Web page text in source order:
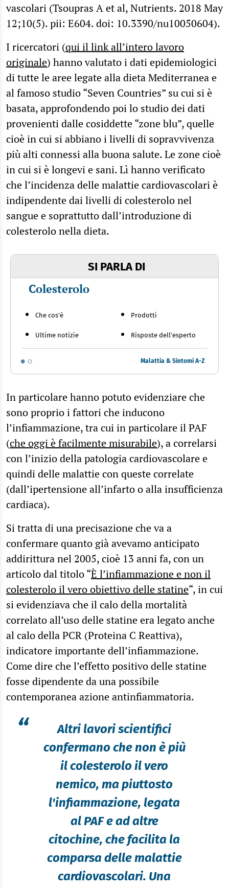
vascolari (Tsoupras A et al, Nutrients. 2018 May
12;10(5). pii: E604. doi: 10.3390/nu10050604).
I ricercatori (qui il link all’intero lavoro
originale) hanno valutato i dati epidemiologici
di tutte le aree legate alla dieta Mediterranea e
al famoso studio “Seven Countries” su cui si è
basata, approfondendo poi lo studio dei dati
provenienti dalle cosiddette “zone blu”, quelle
cioè in cui si abbiano i livelli di sopravvivenza
più alti connessi alla buona salute. Le zone cioè
in cui si è longevi e sani. Lì hanno verificato
che l’incidenza delle malattie cardiovascolari è
indipendente dai livelli di colesterolo nel
sangue e soprattutto dall’introduzione di
colesterolo nella dieta.
SI PARLA DI
Colesterolo
Che cos'è
Ultime notizie
Prodotti
Risposte dell'esperto
Malattia & Sintomi A-Z
In particolare hanno potuto evidenziare che
sono proprio i fattori che inducono
l’infiammazione, tra cui in particolare il PAF
(che oggi è facilmente misurabile), a correlarsi
con l’inizio della patologia cardiovascolare e
quindi delle malattie con queste correlate
(dall’ipertensione all’infarto o alla insufficienza
cardiaca).
Si tratta di una precisazione che va a
confermare quanto già avevamo anticipato
addirittura nel 2005, cioè 13 anni fa, con un
articolo dal titolo “È l’infiammazione e non il
colesterolo il vero obiettivo delle statine“, in cui
si evidenziava che il calo della mortalità
correlato all’uso delle statine era legato anche
al calo della PCR (Proteina C Reattiva),
indicatore importante dell’infiammazione.
Come dire che l’effetto positivo delle statine
fosse dipendente da una possibile
contemporanea azione antinfiammatoria.
“
Altri lavori scientifici
confermano che non è più
il colesterolo il vero
nemico, ma piuttosto
l'infiammazione, legata
al PAF e ad altre
citochine, che facilita la
comparsa delle malattie
cardiovascolari. Una